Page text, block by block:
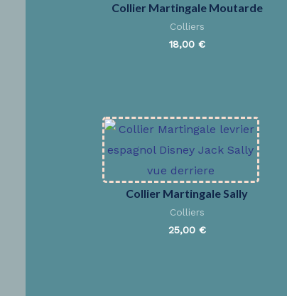
Collier Martingale Moutarde
Colliers
18,00 €
Collier Martingale Sally
Colliers
25,00 €